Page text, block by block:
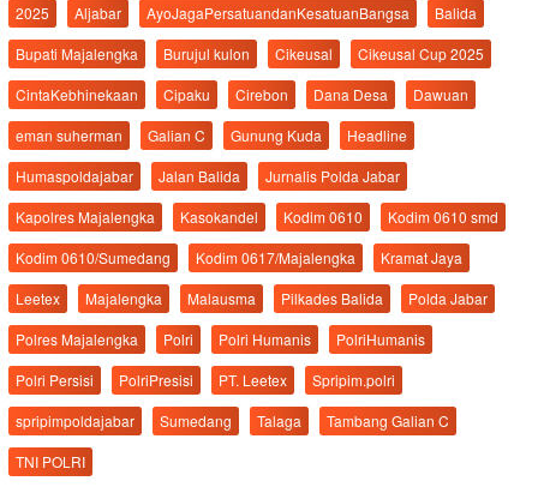
2025 Aljabar AyoJagaPersatuandanKesatuanBangsa
Balida
Bupati Majalengka
Burujul kulon Cikeusal
Cikeusal Cup 2025
CintaKebhinekaan
Cipaku Cirebon Dana Desa
Dawuan
eman suherman
Galian C Gunung Kuda
Headline
Humaspoldajabar
Jalan Balida
Jurnalis Polda Jabar
Kapolres Majalengka
Kasokandel Kodim 0610
Kodim 0610 smd
Kodim 0610/Sumedang
Kodim 0617/Majalengka
Kramat Jaya
Leetex
Majalengka Malausma Pilkades Balida
Polda Jabar
Polres Majalengka
Polri Polri Humanis
PolriHumanis
Polri Persisi
PolriPresisi PT. Leetex
Spripim.polri
spripimpoldajabar
Sumedang Talaga
Tambang Galian C
TNI POLRI